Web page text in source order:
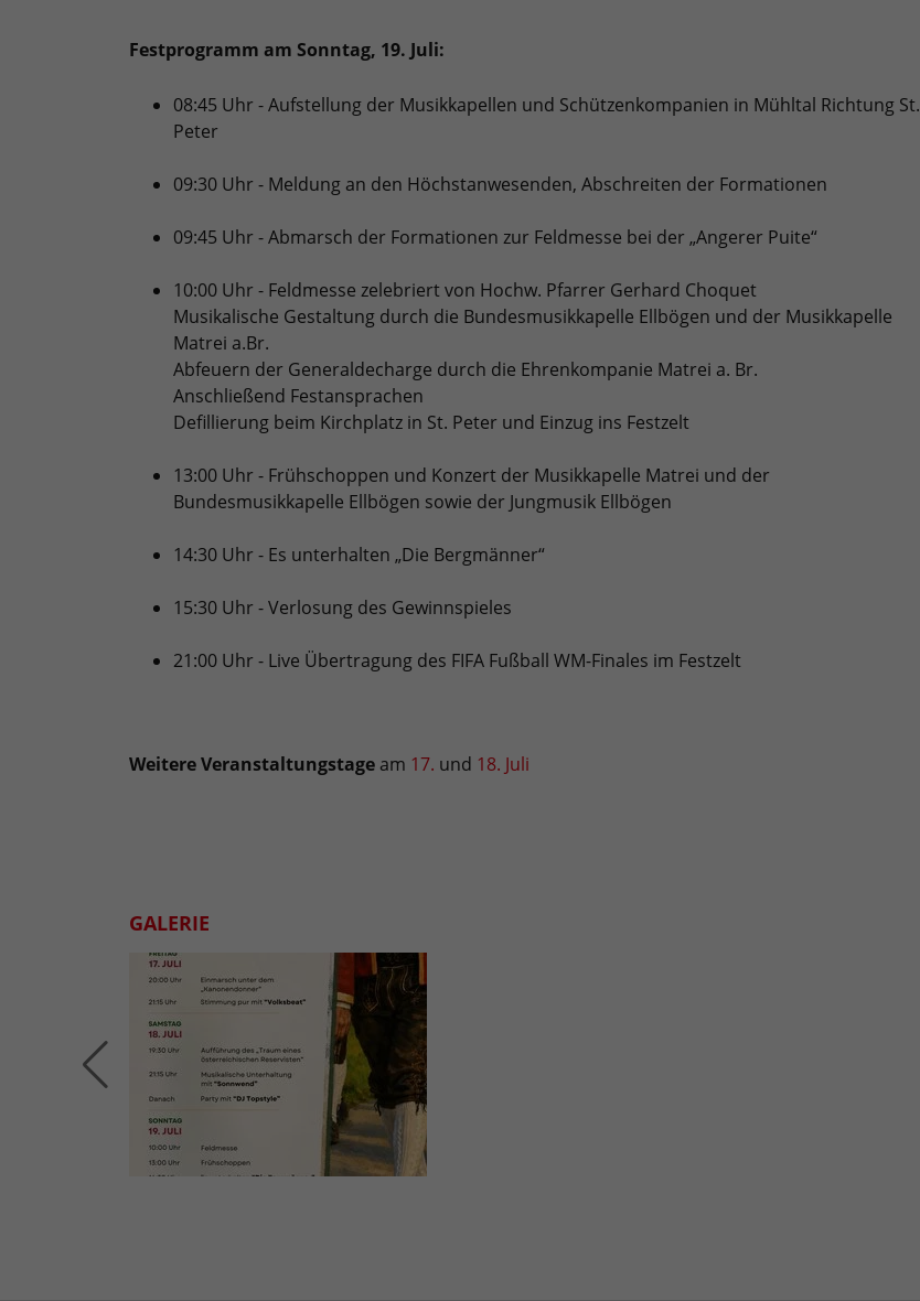
Festprogramm am Sonntag, 19. Juli:
08:45 Uhr - Aufstellung der Musikkapellen und Schützenkompanien in Mühltal Richtung St.
Peter
09:30 Uhr - Meldung an den Höchstanwesenden, Abschreiten der Formationen
09:45 Uhr - Abmarsch der Formationen zur Feldmesse bei der „Angerer Puite“
10:00 Uhr - Feldmesse zelebriert von Hochw. Pfarrer Gerhard Choquet
Musikalische Gestaltung durch die Bundesmusikkapelle Ellbögen und der Musikkapelle
Matrei a.Br.
Abfeuern der Generaldecharge durch die Ehrenkompanie Matrei a. Br.
Anschließend Festansprachen
Defillierung beim Kirchplatz in St. Peter und Einzug ins Festzelt
13:00 Uhr - Frühschoppen und Konzert der Musikkapelle Matrei und der
Bundesmusikkapelle Ellbögen sowie der Jungmusik Ellbögen
14:30 Uhr - Es unterhalten „Die Bergmänner“
15:30 Uhr - Verlosung des Gewinnspieles
21:00 Uhr - Live Übertragung des FIFA Fußball WM-Finales im Festzelt
Weitere Veranstaltungstage am 17. und 18. Juli
GALERIE